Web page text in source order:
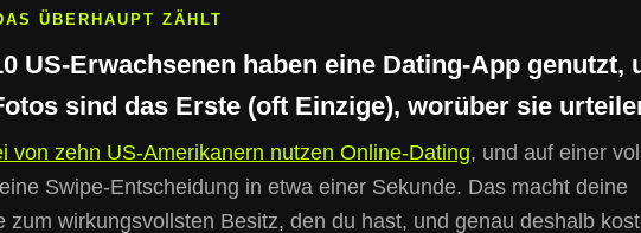
ÜBERHAUPT ZÄHLT
US-Erwachsenen haben eine Dating-App genutzt,
sind das Erste (oft Einzige), worüber sie
von zehn US-Amerikanern nutzen Online-Dating, und auf einer
Swipe-Entscheidung in etwa einer Sekunde. Das macht deine
zum wirkungsvollsten Besitz, den du hast, und genau deshalb